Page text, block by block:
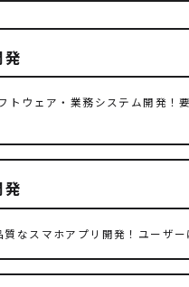
トウェア・業務システム開発！
なスマホアプリ開発！ユーザ